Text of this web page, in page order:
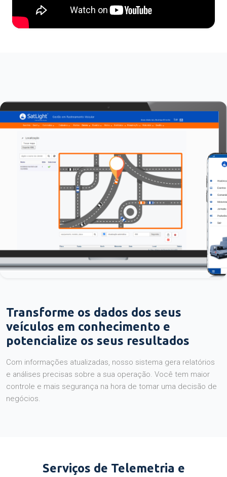
Transforme os dados dos seus
veículos em conhecimento e
potencialize os seus resultados
Com informações atualizadas, nosso sistema gera relatórios
e análises precisas sobre a sua operação. Você tem maior
controle e mais segurança na hora de tomar uma decisão de
negócios.
Serviços de Telemetria e